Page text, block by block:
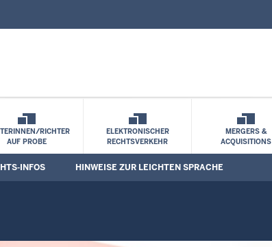
RICHTER
AUF PROBE
ELEKTRONISCHER
RECHTSVERKEHR
MERGERS &
ACQUISITIONS
INFOS HINWEISE ZUR LEICHTEN SPRACHE